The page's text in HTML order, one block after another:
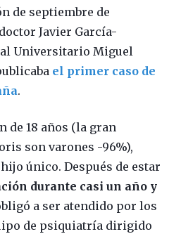
de septiembre de
Javier García-
Universitario Miguel
el primer caso de
.
de 18 años (la gran
son varones -96%),
único. Después de estar
durante casi un año y
a ser atendido por los
de psiquiatría dirigido